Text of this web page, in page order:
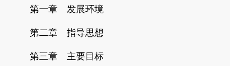
第一章 发展环境
第二章 指导思想
第三章 主要目标